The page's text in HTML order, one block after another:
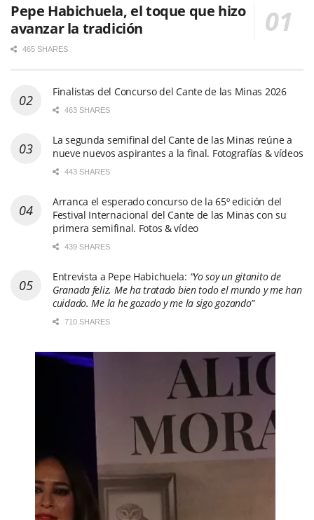
Pepe Habichuela, el toque que hizo
avanzar la tradición
465 SHARES
Finalistas del Concurso del Cante de las Minas 2026
463 SHARES
La segunda semifinal del Cante de las Minas reúne a
nueve nuevos aspirantes a la final. Fotografías & vídeos
443 SHARES
Arranca el esperado concurso de la 65º edición del
Festival Internacional del Cante de las Minas con su
primera semifinal. Fotos & vídeo
439 SHARES
Entrevista a Pepe Habichuela: “Yo soy un gitanito de
Granada feliz. Me ha tratado bien todo el mundo y me han
cuidado. Me la he gozado y me la sigo gozando”
710 SHARES